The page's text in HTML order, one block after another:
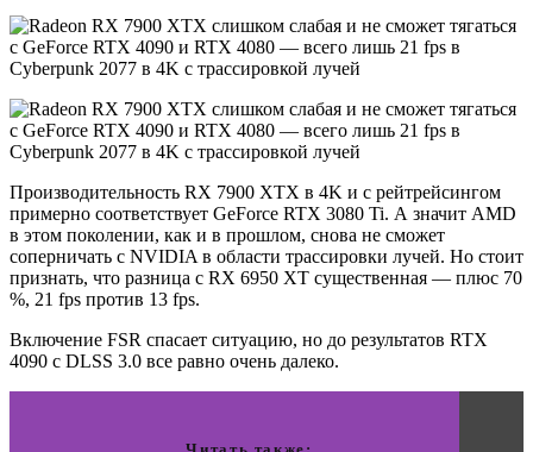
Производительность RX 7900 XTX в 4K и с рейтрейсингом
примерно соответствует GeForce RTX 3080 Ti. А значит AMD
в этом поколении, как и в прошлом, снова не сможет
соперничать с NVIDIA в области трассировки лучей. Но стоит
признать, что разница с RX 6950 XT существенная — плюс 70
%, 21 fps против 13 fps.
Включение FSR спасает ситуацию, но до результатов RTX
4090 c DLSS 3.0 все равно очень далеко.